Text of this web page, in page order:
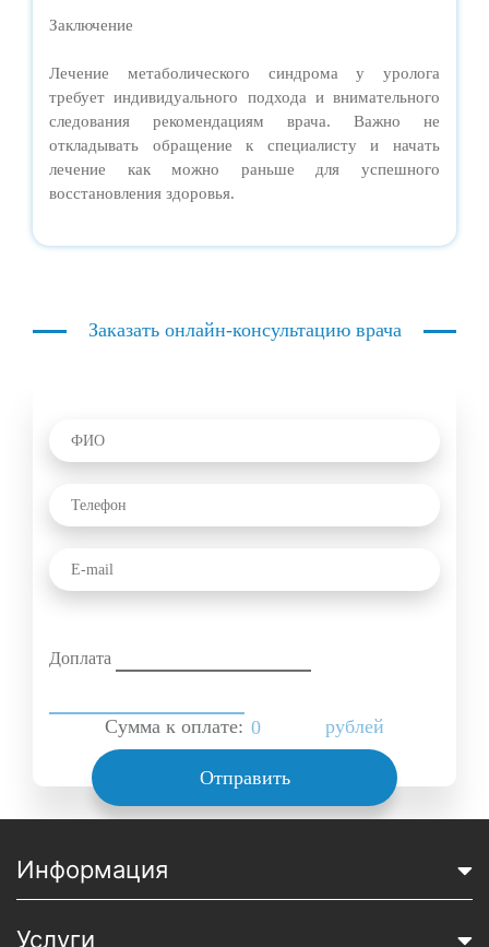
Заключение
Лечение метаболического синдрома у уролога
требует индивидуального подхода и внимательного
следования рекомендациям врача. Важно не
откладывать обращение к специалисту и начать
лечение как можно раньше для успешного
восстановления здоровья.
Заказать онлайн-консультацию врача
Доплата
Сумма к оплате: рублей
Отправить
Информация
Услуги